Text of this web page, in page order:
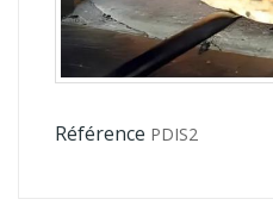
Référence PDIS2